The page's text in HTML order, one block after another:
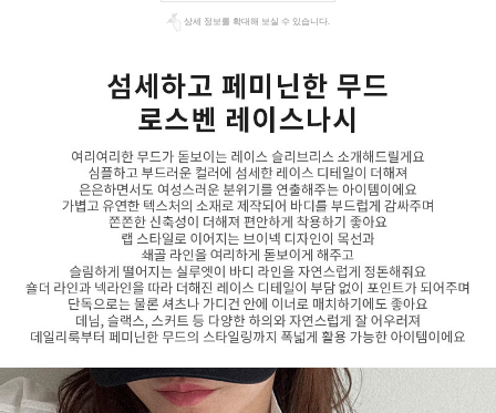
상세 정보를 확대해 보실 수 있습니다.